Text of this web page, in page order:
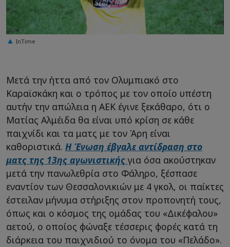
InTime
Μετά την ήττα από τον Ολυμπιακό στο
Καραϊσκάκη και ο τρόπος με τον οποίο υπέστη
αυτήν την απώλεια η ΑΕΚ έγινε ξεκάθαρο, ότι ο
Ματίας Αλμέιδα θα είναι υπό κρίση σε κάθε
παιχνίδι και τα ματς με τον Άρη είναι
καθοριστικά. Η Ένωση έβγαλε αντίδραση στο
ματς της 13ης αγωνιστικήςγια όσα ακούστηκαν
μετά την πανωλεθρία στο Φάληρο, ξέσπασε
εναντίον των Θεσσαλονικιών με 4 γκολ, οι παίκτες
έστειλαν μήνυμα στήριξης στον προπονητή τους,
όπως και ο κόσμος της ομάδας του «Δικέφαλου»
αετού, ο οποίος φώναξε τέσσερις φορές κατά τη
διάρκεια του παιχνιδιού το όνομα του «Πελάδο».